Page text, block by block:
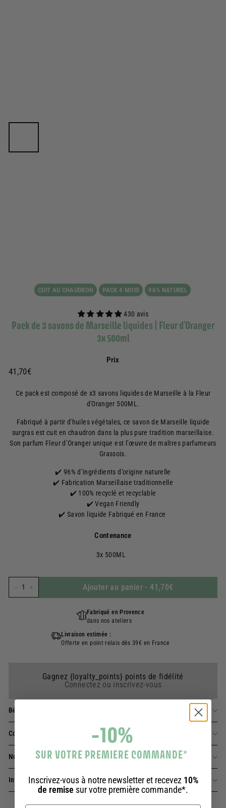
CUIT AU CHAUDRON PACK 4 MOIS 96% NATUREL
430 avis
Pack de 3 savons de Marseille liquides | Fleur d’Oranger
3x 500ml
Prix
Prix
41,70€41,70€
Ce pack est composé de x3 savons liquides de Marseille à la Fleur
d'Oranger 500ML .
Fabriqué à partir d'huiles végétales, ce savon de Marseille liquide
surgras est cuit en chaudron dans la plus pure tradition marseillaise.
Son parfum Fleur d’Oranger unique est l’œuvre de maîtres parfumeurs
Grassois.
✔️ 96% d’ingrédients d’origine naturelle
✔️ Fabrication Marseillaise traditionnelle
✔️ 100% recyclé et recyclable
✔️ Vegan Friendly
✔️ Savon liquide Fabriqué en France
Contenance
3x 500ML
Ajouter au panier - 41,70€
Fabriqué en Provence
dans nos ateliers
Livraison estimée :
Offerte en point relais dès 39€ en France
Gagnez {loyalty_points} points de fidélité
Connectez ou inscrivez-vous
Bénéfices
Comment utiliser ce savon liquide ?
Nos engagements
Ingrédients
-10%
SUR VOTRE PREMIERE COMMANDE*
Inscrivez-vous à notre newsletter et recevez 10%
de remise sur votre première commande*.